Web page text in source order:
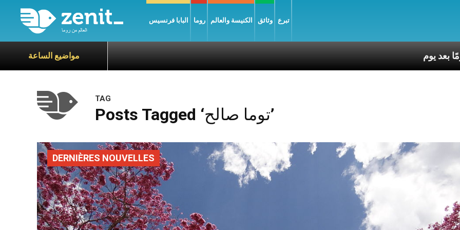
البابا فرنسيس روما الكنيسة والعالم وثائق تبرع
مواضيع الساعة
TAG
Posts Tagged ‘توما صالح’
DERNIÈRES NOUVELLES